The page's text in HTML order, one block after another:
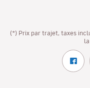
(*) Prix par trajet, taxes
la